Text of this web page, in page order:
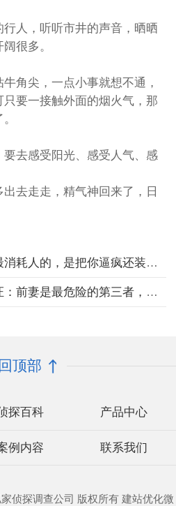
人，听听市井的声音，晒晒
很多。
角尖，一点小事就想不通，
要一接触外面的烟火气，那
要去感受阳光、感受人气、感
去走走，精气神回来了，日
人的，是把你逼疯还装无辜的人
的第三者，唯有决一死战，否则你们家永无宁日
顶部
探百科 产品中心
例内容 联系我们
侦探调查公司 版权所有 建站优化微